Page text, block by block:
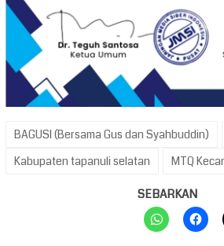
BAGUSI (Bersama Gus dan Syahbuddin)
Kabupaten tapanuli selatan
MTQ
SEBARKAN